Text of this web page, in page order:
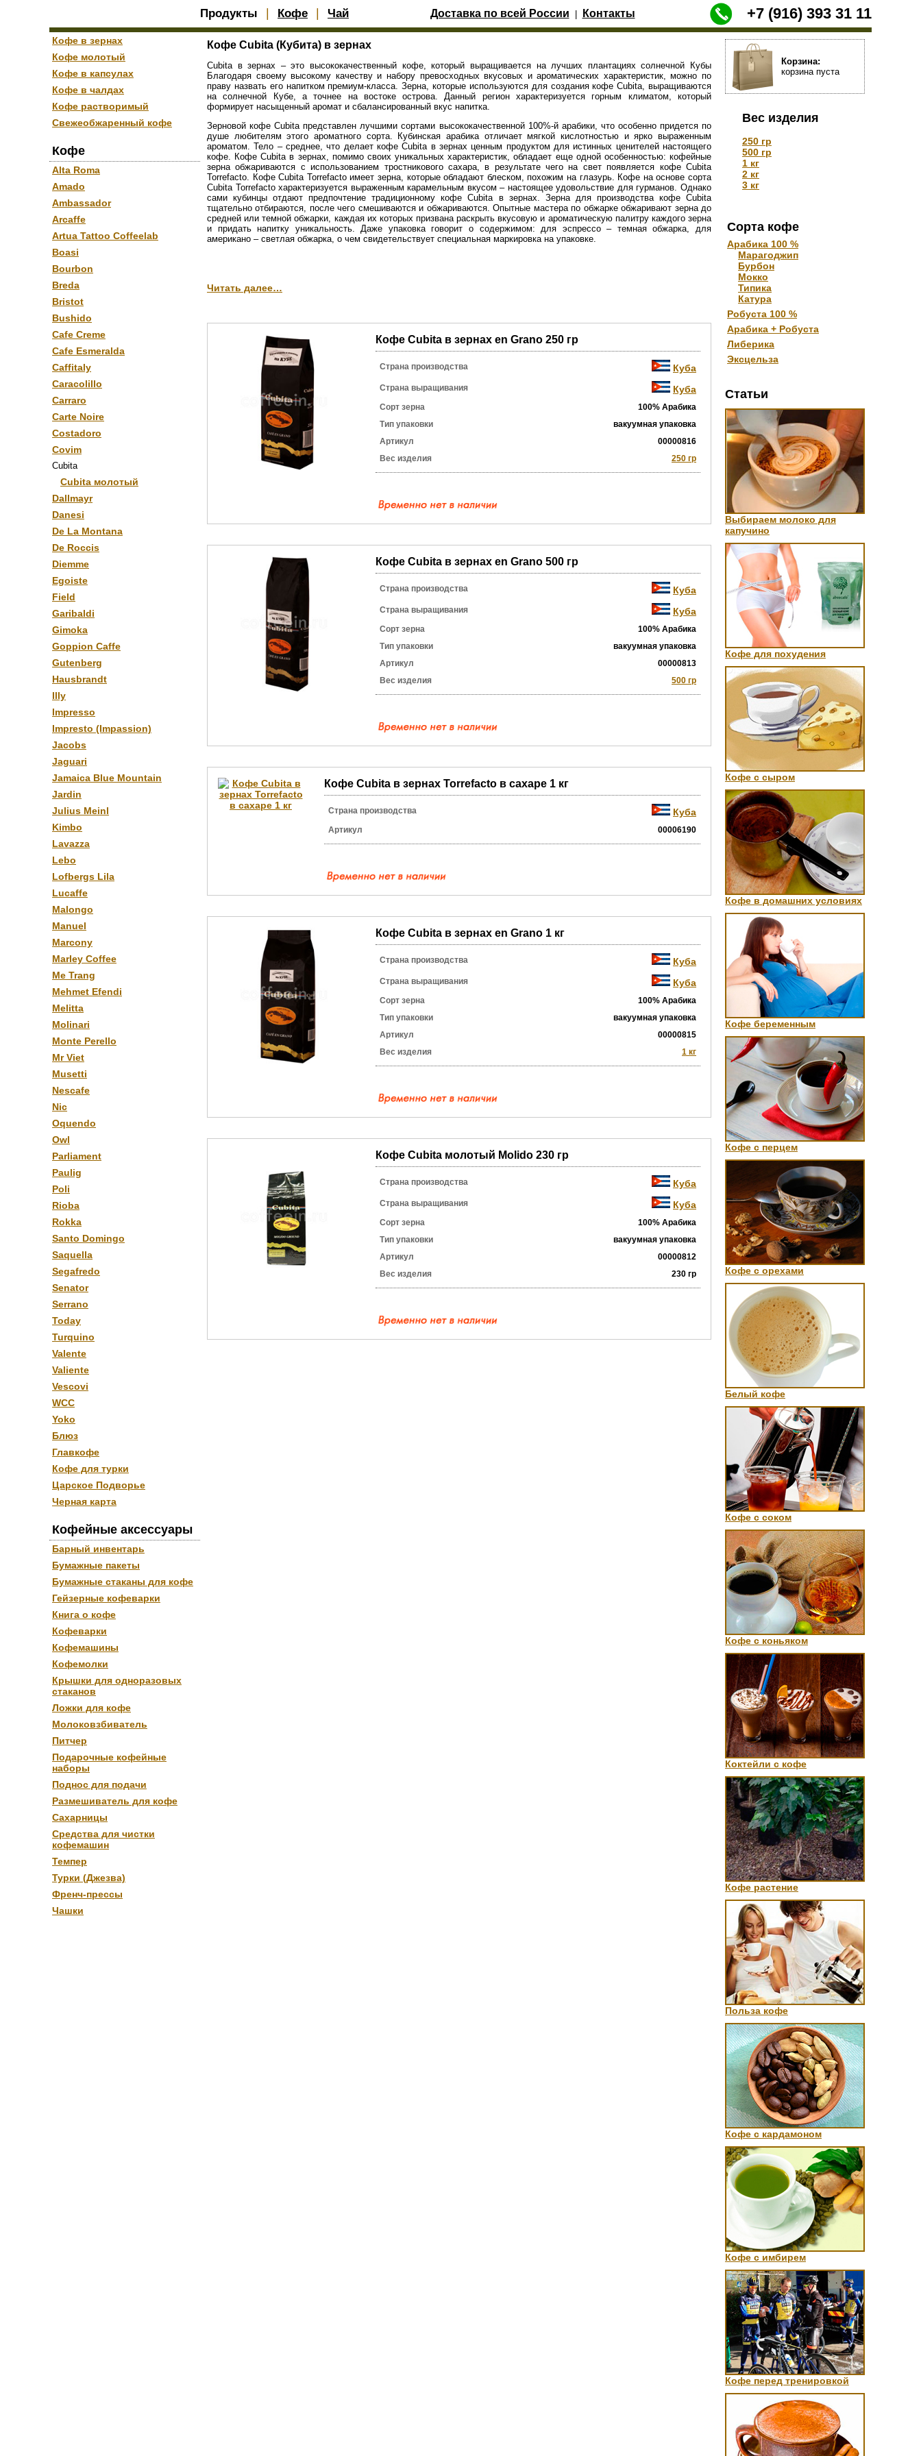
Продукты Кофе Чай Доставка по всей России Контакты +7 (916) 393 31 11
Кофе в зернах
Кофе молотый
Кофе в капсулах
Кофе в чалдах
Кофе растворимый
Свежеобжаренный кофе
Кофе
Alta Roma
Amado
Ambassador
Arcaffe
Artua Tattoo Coffeelab
Boasi
Bourbon
Breda
Bristot
Bushido
Cafe Creme
Cafe Esmeralda
Caffitaly
Caracolillo
Carraro
Carte Noire
Costadoro
Covim
Cubita
Cubita молотый
Dallmayr
Danesi
De La Montana
De Roccis
Diemme
Egoiste
Field
Garibaldi
Gimoka
Goppion Caffe
Gutenberg
Hausbrandt
Illy
Impresso
Impresto (Impassion)
Jacobs
Jaguari
Jamaica Blue Mountain
Jardin
Julius Meinl
Kimbo
Lavazza
Lebo
Lofbergs Lila
Lucaffe
Malongo
Manuel
Marcony
Marley Coffee
Me Trang
Mehmet Efendi
Melitta
Molinari
Monte Perello
Mr Viet
Musetti
Nescafe
Nic
Oquendo
Owl
Parliament
Paulig
Poli
Rioba
Rokka
Santo Domingo
Saquella
Segafredo
Senator
Serrano
Today
Turquino
Valente
Valiente
Vescovi
WCC
Yoko
Блюз
Главкофе
Кофе для турки
Царское Подворье
Черная карта
Кофейные аксессуары
Барный инвентарь
Бумажные пакеты
Бумажные стаканы для кофе
Гейзерные кофеварки
Книга о кофе
Кофеварки
Кофемашины
Кофемолки
Крышки для одноразовых
стаканов
Ложки для кофе
Молоковзбиватель
Питчер
Подарочные кофейные
наборы
Поднос для подачи
Размешиватель для кофе
Сахарницы
Средства для чистки
кофемашин
Темпер
Турки (Джезва)
Френч-прессы
Чашки
Кофе Cubita (Кубита) в зернах
Cubita в зернах – это высококачественный кофе, который выращивается на лучших плантациях солнечной Кубы
Благодаря своему высокому качеству и набору превосходных вкусовых и ароматических характеристик, можно по
праву назвать его напитком премиум-класса. Зерна, которые используются для создания кофе Cubita, выращиваются
на солнечной Кубе, а точнее на востоке острова. Данный регион характеризуется горным климатом, который
формирует насыщенный аромат и сбалансированный вкус напитка.
Зерновой кофе Cubita представлен лучшими сортами высококачественной 100%-й арабики, что особенно придется по
душе любителям этого ароматного сорта. Кубинская арабика отличает мягкой кислотностью и ярко выраженным
ароматом. Тело – среднее, что делает кофе Cubita в зернах ценным продуктом для истинных ценителей настоящего
кофе. Кофе Cubita в зернах, помимо своих уникальных характеристик, обладает еще одной особенностью: кофейные
зерна обжариваются с использованием тростникового сахара, в результате чего на свет появляется кофе Cubita
Torrefacto. Кофе Cubita Torrefacto имеет зерна, которые обладают блеском, похожим на глазурь. Кофе на основе сорта
Cubita Torrefacto характеризуется выраженным карамельным вкусом – настоящее удовольствие для гурманов. Однако
сами кубинцы отдают предпочтение традиционному кофе Cubita в зернах. Зерна для производства кофе Cubita
тщательно отбираются, после чего смешиваются и обжариваются. Опытные мастера по обжарке обжаривают зерна до
средней или темной обжарки, каждая их которых призвана раскрыть вкусовую и ароматическую палитру каждого зерна
и придать напитку уникальность. Даже упаковка говорит о содержимом: для эспрессо – темная обжарка, для
американо – светлая обжарка, о чем свидетельствует специальная маркировка на упаковке.
Читать далее…
Кофе Cubita в зернах en Grano 250 гр
Страна производства Куба
Страна выращивания Куба
Сорт зерна
100% Арабика
Тип упаковки
вакуумная упаковка
Артикул
00000816
Вес изделия
250 гр
Кофе Cubita в зернах en Grano 500 гр
Страна производства Куба
Страна выращивания Куба
Сорт зерна
100% Арабика
Тип упаковки
вакуумная упаковка
Артикул
00000813
Вес изделия
500 гр
Кофе Cubita в зернах Torrefacto в сахаре 1 кг
Страна производства Куба
Артикул 00006190
Кофе Cubita в зернах en Grano 1 кг
Страна производства Куба
Страна выращивания Куба
Сорт зерна
100% Арабика
Тип упаковки
вакуумная упаковка
Артикул
00000815
Вес изделия
1 кг
Кофе Cubita молотый Molido 230 гр
Страна производства Куба
Страна выращивания Куба
Сорт зерна
100% Арабика
Тип упаковки
вакуумная упаковка
Артикул
00000812
Вес изделия
230 гр
Корзина:
корзина пуста
Вес изделия
250 гр
500 гр
1 кг
2 кг
3 кг
Сорта кофе
Арабика 100 %
Марагоджип
Бурбон
Мокко
Типика
Катура
Робуста 100 %
Арабика + Робуста
Либерика
Эксцельза
Статьи
Выбираем молоко для
капучино
Кофе для похудения
Кофе с сыром
Кофе в домашних условиях
Кофе беременным
Кофе с перцем
Кофе с орехами
Белый кофе
Кофе с соком
Кофе с коньяком
Коктейли с кофе
Кофе растение
Польза кофе
Кофе с кардамоном
Кофе с имбирем
Кофе перед тренировкой